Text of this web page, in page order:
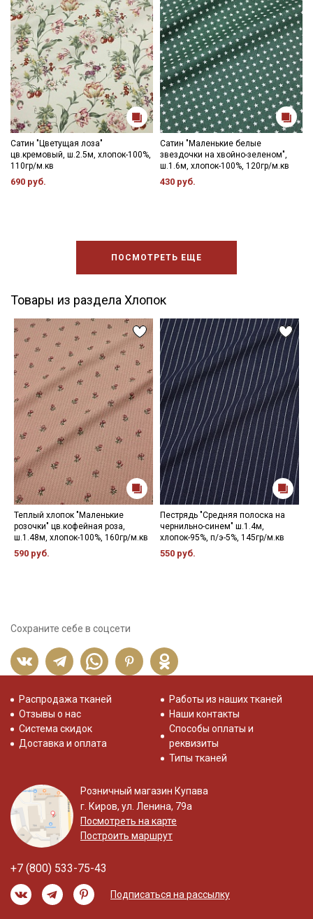
Сатин "Цветущая лоза"
цв.кремовый, ш.2.5м, хлопок-100%,
110гр/м.кв
690 руб.
Сатин "Маленькие белые
звездочки на хвойно-зеленом",
ш.1.6м, хлопок-100%, 120гр/м.кв
430 руб.
ПОСМОТРЕТЬ ЕЩЕ
Товары из раздела Хлопок
Теплый хлопок "Маленькие
розочки" цв.кофейная роза,
ш.1.48м, хлопок-100%, 160гр/м.кв
590 руб.
Пестрядь "Средняя полоска на
чернильно-синем" ш.1.4м,
хлопок-95%, п/э-5%, 145гр/м.кв
550 руб.
Сохраните себе в соцсети
Распродажа тканей
Отзывы о нас
Система скидок
Доставка и оплата
Работы из наших тканей
Наши контакты
Способы оплаты и
реквизиты
Типы тканей
Розничный магазин Купава
г. Киров, ул. Ленина, 79а
Посмотреть на карте
Построить маршрут
+7 (800) 533-75-43
Подписаться на рассылку